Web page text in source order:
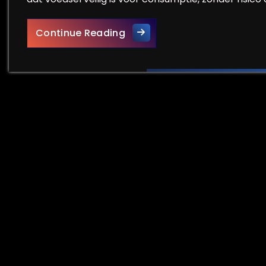
Continue ReadingBelangrijkheid van